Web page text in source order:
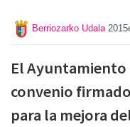
Berriozarko Udala
El
convenio
para la mejora